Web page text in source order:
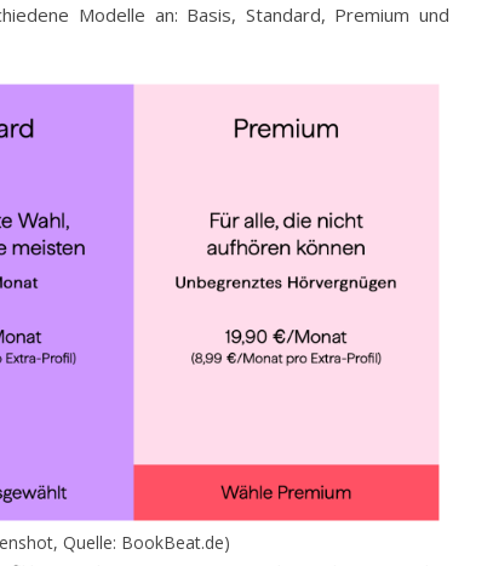
Modelle an: Basis, Standard, Premium und
Quelle: BookBeat.de)